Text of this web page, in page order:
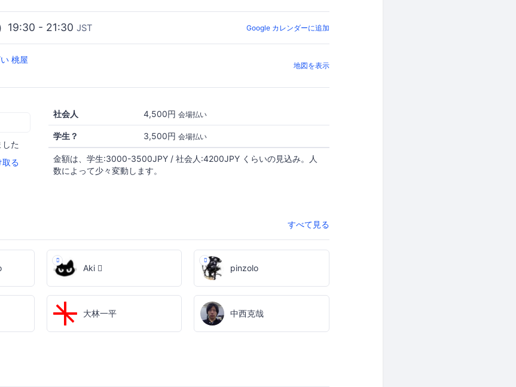
19:30 - 21:30 JST Google カレンダーに追加
桃屋
地図を表示
た
取る
社会人 4,500円 会場払い
学生？ 3,500円 会場払い
金額は、学生:3000-3500JPY / 社会人:4200JPY くらいの見込み。人
数によって少々変動します。
すべて見る
Aki  pinzolo
大林一平 中西克哉